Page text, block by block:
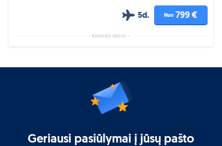
5d. Nuo 799 €
Kelionės datos
Geriausi pasiūlymai į jūsų pašto